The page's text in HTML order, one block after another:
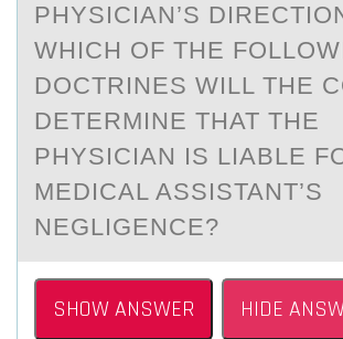
PHYSICIAN’S
WHICH ОF THE
DOCTRINES WILL THE
DETERMINE THAT THE
PHYSICIAN IS LIABLE
MEDICAL ASSISTANT’S
NEGLIGENCE?
SHOW ANSWER HIDE